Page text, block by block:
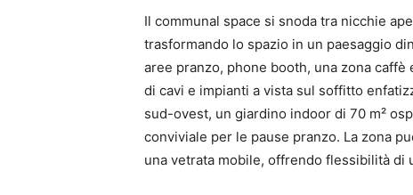
Il communal space si snoda tra nicchie
trasformando lo spazio in un paesaggio
aree pranzo, phone booth, una zona
di cavi e impianti a vista sul soffitto
sud-ovest, un giardino indoor di 70 m²
conviviale per le pause pranzo. La zona
una vetrata mobile, offrendo flessibilità di